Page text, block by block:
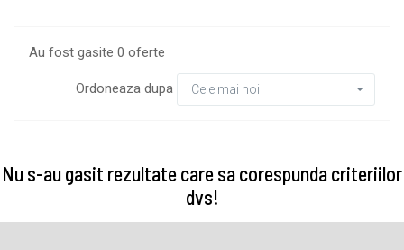
Au fost gasite 0 oferte
Ordoneaza dupa Cele mai noi
Nu s-au gasit rezultate care sa corespunda criteriilor
dvs!